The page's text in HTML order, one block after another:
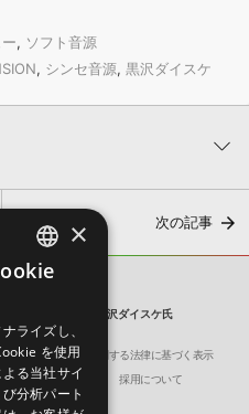
, ソフト音源
, シンセ音源, 黒沢ダイスケ
スに！懐かしのレトロゲーム・
次の記事
パック 5選！ by 黒沢ダイスケ氏
み
特定商取引に関する法律に基づく表示
報の保護について 採用について
ENGLISH
×
ライズし、
を使用
る当社サイ
分析パート